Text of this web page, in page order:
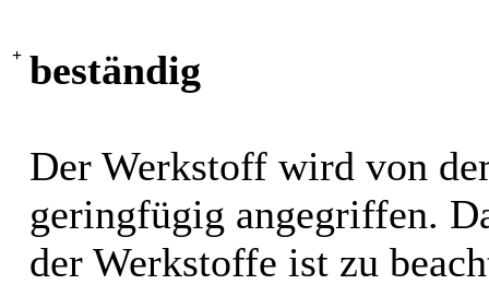
+ beständig
Der Werkstoff wird von
geringfügig angegriffen.
der Werkstoffe ist zu